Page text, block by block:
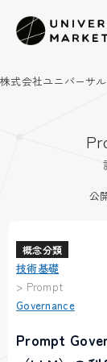
株式会社ユニバーサ
公
概念分類
技術基礎
> Prompt
Governance
Prompt